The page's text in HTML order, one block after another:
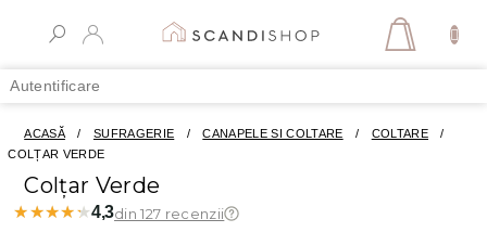
conținut
Autentificare
COŞ
ACASĂ / SUFRAGERIE / CANAPELE SI COLTARE / COLTARE
/
COLȚAR VERDE
Colțar Verde
★★★★★
★★★★★4,3din 127 recenzii